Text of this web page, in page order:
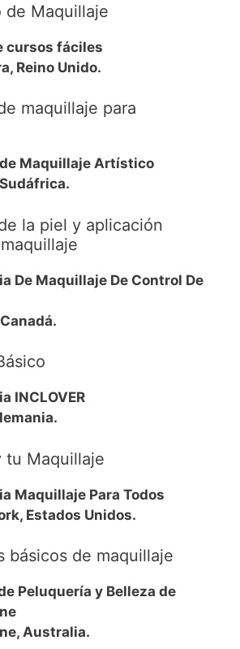
de Maquillaje
cursos fáciles
Reino Unido.
maquillaje para
Maquillaje Artístico
la piel y aplicación
De Maquillaje De Control De
INCLOVER
tu Maquillaje
Maquillaje Para Todos
Estados Unidos.
básicos de maquillaje
Peluquería y Belleza de
Australia.